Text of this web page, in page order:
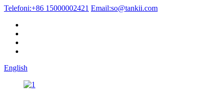
Telefoni:+86 15000002421 Email:so@tankii.com
English